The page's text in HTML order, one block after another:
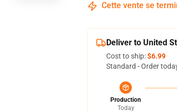
Cette vente se
Deliver to United
Cost to ship:$6.99
Standard - Order
Production
Today